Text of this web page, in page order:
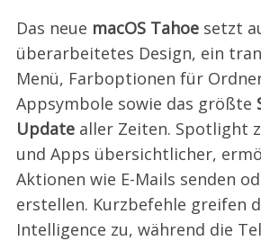
Das neue macOS Tahoesetzt
überarbeitetes Design, ein
Menü, Farboptionen für
Appsymbole sowie das größte
Updatealler Zeiten. Spotlight
und Apps übersichtlicher,
Aktionen wie E-Mails senden
erstellen. Kurzbefehle greifen
Intelligence zu, während die